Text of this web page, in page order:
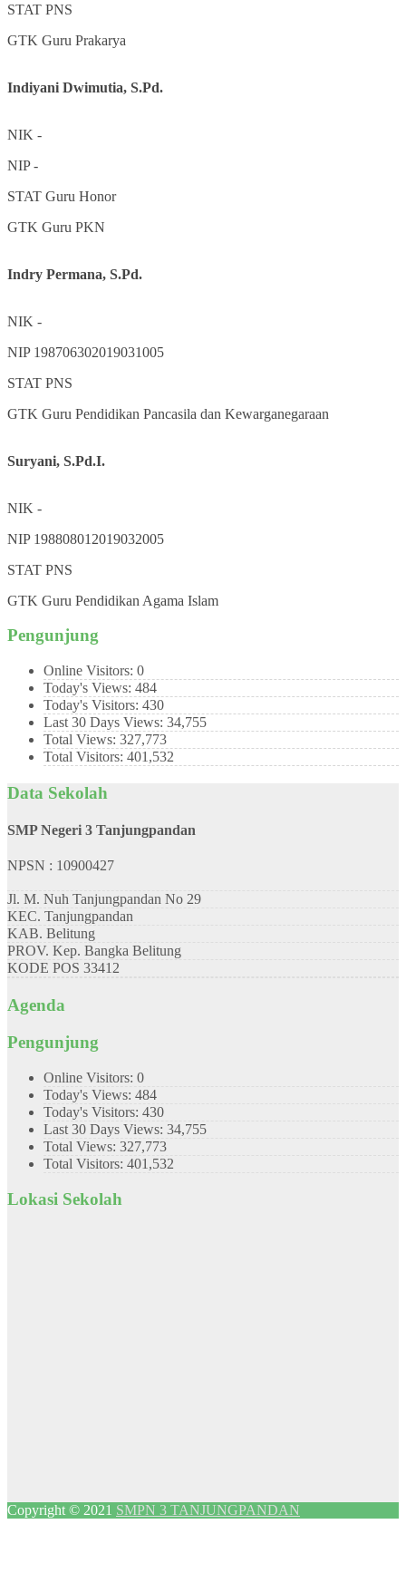
STAT PNS
GTK Guru Prakarya
Indiyani Dwimutia, S.Pd.
NIK -
NIP-
STAT Guru Honor
GTK Guru PKN
Indry Permana, S.Pd.
NIK -
NIP 198706302019031005
STAT PNS
GTK Guru Pendidikan Pancasila dan Kewarganegaraan
Suryani, S.Pd.I.
NIK -
NIP 198808012019032005
STAT PNS
GTK Guru Pendidikan Agama Islam
Pengunjung
Online Visitors: 0
Today's Views: 484
Today's Visitors: 430
Last 30 Days Views: 34,755
Total Views: 327,773
Total Visitors: 401,532
Data Sekolah
SMP Negeri 3 Tanjungpandan
NPSN : 10900427
Jl. M. Nuh Tanjungpandan No 29
KEC. Tanjungpandan
KAB. Belitung
PROV. Kep. Bangka Belitung
KODE POS 33412
Agenda
Pengunjung
Online Visitors: 0
Today's Views: 484
Today's Visitors: 430
Last 30 Days Views: 34,755
Total Views: 327,773
Total Visitors: 401,532
Lokasi Sekolah
Copyright © 2021 SMPN 3 TANJUNGPANDAN